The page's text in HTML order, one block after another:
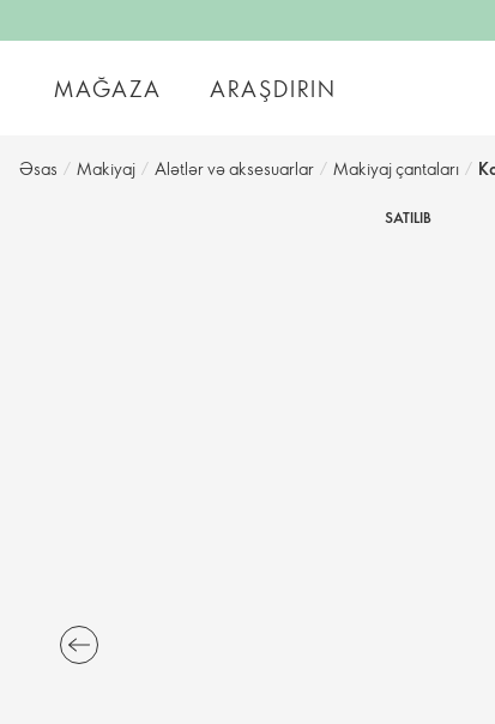
MAĞAZA ARAŞDIRIN
Əsas / Makiyaj / Alətlər və aksesuarlar / Makiyaj çantaları /
SATILIB